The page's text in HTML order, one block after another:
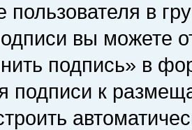
пользователя в
вы можете
подпись» в
подписи к